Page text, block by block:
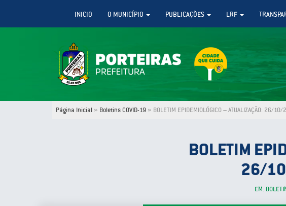
INICIO O MUNICÍPIO PUBLICAÇÕES LRF
Página Inicial » Boletins COVID-19 » BOLETIM EPIDEMIOLÓGICO – ATUALIZAÇÃO: 26/
BOLETIM
26/
EM: